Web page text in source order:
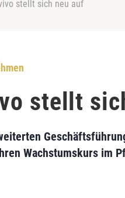
stellt sich neu auf
stellt
Wachstumskurs im